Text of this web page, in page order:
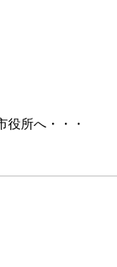
役所へ・・・